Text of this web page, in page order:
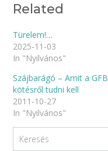
Related
Türelem!…
2025-11-03
In "Nyilvános"
Szájbarágó – Amit a GFB
kötésről tudni kell
2011-10-27
In "Nyilvános"